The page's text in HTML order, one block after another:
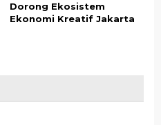
Dorong Ekosistem
Ekonomi Kreatif Jakarta